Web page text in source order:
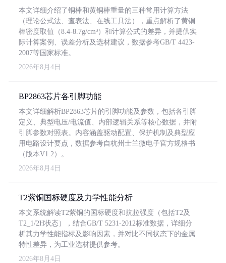
本文详细介绍了铜棒和黄铜棒重量的三种常用计算方法
（理论公式法、查表法、在线工具法），重点解析了黄铜
棒密度取值（8.4-8.7g/cm³）和计算公式的差异，并提供实
际计算案例、误差分析及选材建议，数据参考GB/T 4423-
2007等国家标准。
2026年8月4日
BP2863芯片各引脚功能
本文详细解析BP2863芯片的引脚功能及参数，包括各引脚
定义、典型电压/电流值、内部逻辑关系等核心数据，并附
引脚参数对照表。内容涵盖驱动配置、保护机制及典型应
用电路设计要点，数据参考自杭州士兰微电子官方规格书
（版本V1.2）。
2026年8月4日
T2紫铜国标硬度及力学性能分析
本文系统解读T2紫铜的国标硬度和抗拉强度（包括T2及
T2_1/2H状态），结合GB/T 5231-2012标准数据，详细分
析其力学性能指标及影响因素，并对比不同状态下的金属
特性差异，为工业选材提供参考。
2026年8月4日